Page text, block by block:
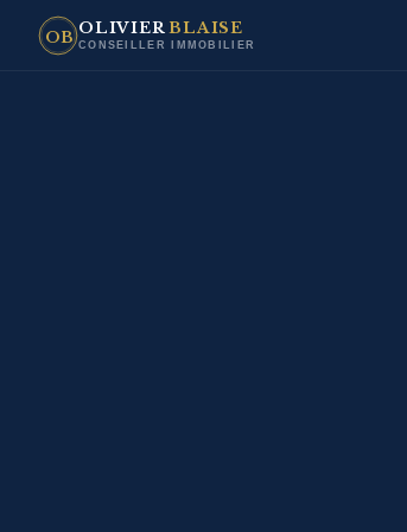
OB OLIVIERBLAISE
CONSEILLER IMMOBILIER